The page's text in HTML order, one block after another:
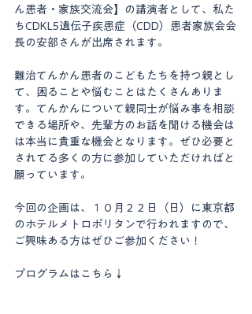
ん患者・家族交流会】の講演者として、私た
ちCDKL5遺伝子疾患症（CDD）患者家族会会
長の安部さんが出席されます。
難治てんかん患者のこどもたちを持つ親とし
て、困ることや悩むことはたくさんありま
す。てんかんについて親同士が悩み事を相談
できる場所や、先輩方のお話を聞ける機会は
は本当に貴重な機会となります。ぜひ必要と
されてる多くの方に参加していただければと
願っています。
今回の企画は、１０月２２日（日）に東京都
のホテルメトロポリタンで行われますので、
ご興味ある方はぜひご参加ください！
プログラムはこちら↓